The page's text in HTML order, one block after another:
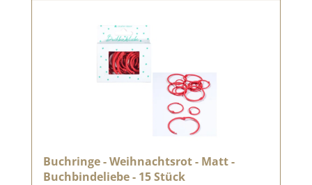
Buchringe - Weihnachtsrot - Matt -
Buchbindeliebe - 15 Stück